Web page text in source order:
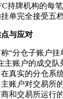
持牌机构的每
单完全接受五
与应对
“分仓子账户挂
主账户的成交
真实的分仓系
账户对交易所
和交易所运行的